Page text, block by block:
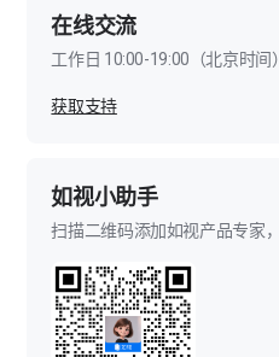
在线交流
工作日 10:00-19:00（北京时间）
获取支持
如视小助手
扫描二维码添加如视产品专家